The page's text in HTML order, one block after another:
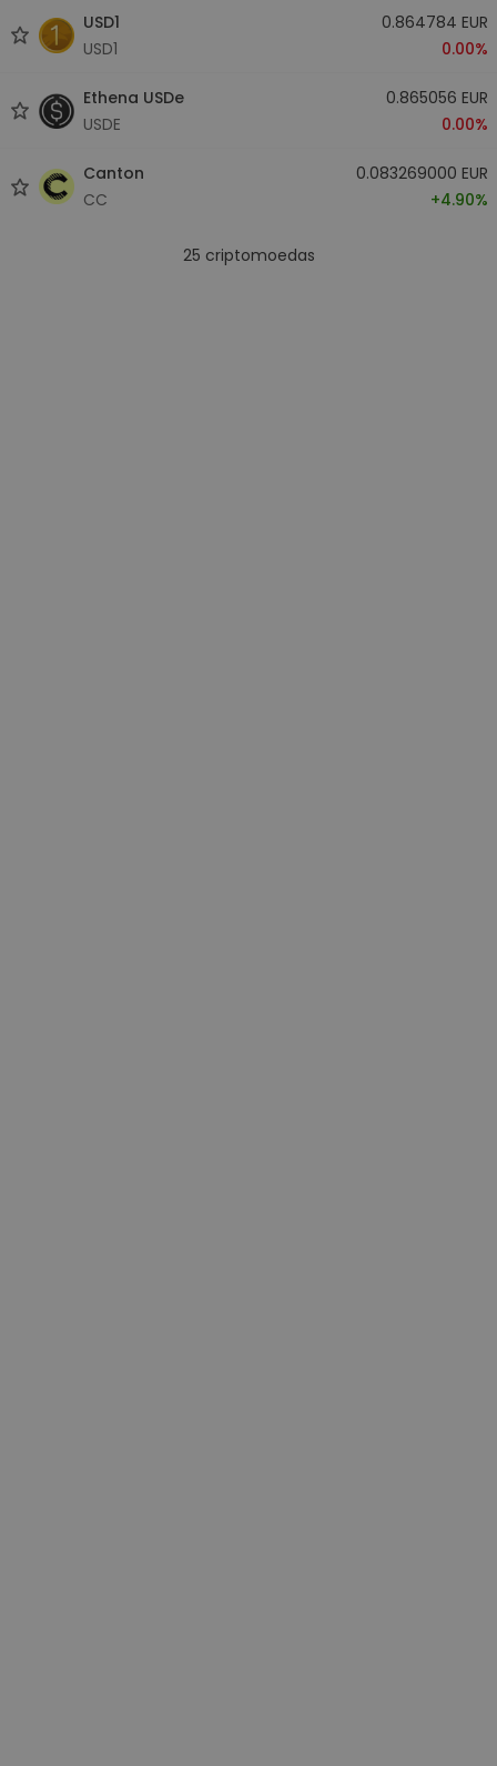
USD1
USD1
0.864784 EUR
0.00%
Ethena USDe
USDE
0.865056 EUR
0.00%
Canton
CC
0.083269000 EUR
+4.90%
25 criptomoedas